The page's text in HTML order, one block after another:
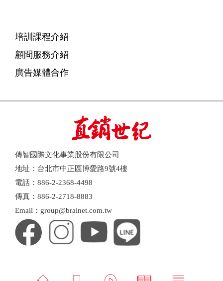
培訓課程介紹
顧問服務介紹
廣告媒體合作
傳智國際文化事業股份有限公司
地址：台北市中正區博愛路9號4樓
電話：886-2-2368-4498
傳真：886-2-2718-8883
Email：group@brainet.com.tw